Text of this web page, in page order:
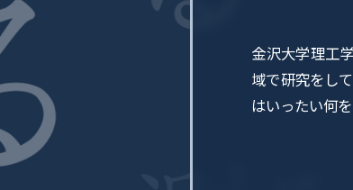
金沢大学理工
域で研究をし
はいったい何